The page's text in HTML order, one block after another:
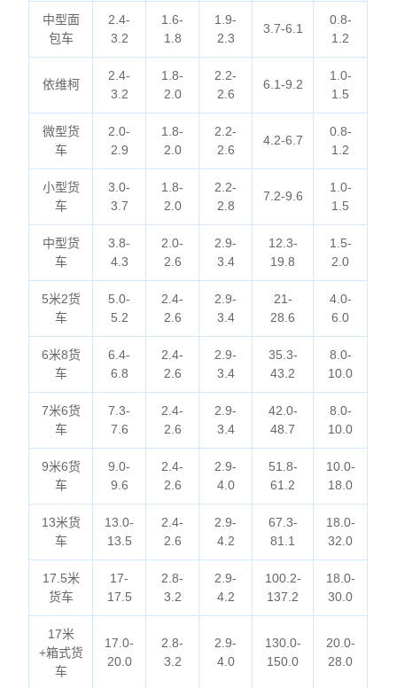
中型面
包车
2.4-
3.2
1.6-
1.8
1.9-
2.3
3.7-6.1
0.8-
1.2
依维柯
2.4-
3.2
1.8-
2.0
2.2-
2.6
6.1-9.2
1.0-
1.5
微型货
车
2.0-
2.9
1.8-
2.0
2.2-
2.6
4.2-6.7
0.8-
1.2
小型货
车
3.0-
3.7
1.8-
2.0
2.2-
2.8
7.2-9.6
1.0-
1.5
中型货
车
3.8-
4.3
2.0-
2.6
2.9-
3.4
12.3-
19.8
1.5-
2.0
5米2货
车
5.0-
5.2
2.4-
2.6
2.9-
3.4
21-
28.6
4.0-
6.0
6米8货
车
6.4-
6.8
2.4-
2.6
2.9-
3.4
35.3-
43.2
8.0-
10.0
7米6货
车
7.3-
7.6
2.4-
2.6
2.9-
3.4
42.0-
48.7
8.0-
10.0
9米6货
车
9.0-
9.6
2.4-
2.6
2.9-
4.0
51.8-
61.2
10.0-
18.0
13米货
车
13.0-
13.5
2.4-
2.6
2.9-
4.2
67.3-
81.1
18.0-
32.0
17.5米
货车
17-
17.5
2.8-
3.2
2.9-
4.2
100.2-
137.2
18.0-
30.0
17米
+箱式货
车
17.0-
20.0
2.8-
3.2
2.9-
4.0
130.0-
150.0
20.0-
28.0